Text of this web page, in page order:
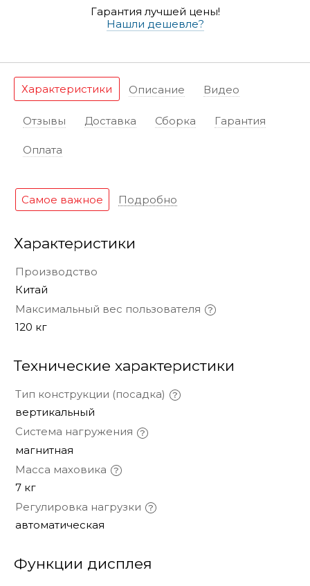
Гарантия лучшей цены!
Нашли дешевле?
Характеристики Описание Видео
Отзывы Доставка Сборка Гарантия
Оплата
Самое важное Подробно
Характеристики
Производство
Китай
Максимальный вес пользователя
120 кг
Технические характеристики
Тип конструкции (посадка)
вертикальный
Система нагружения
магнитная
Масса маховика
7 кг
Регулировка нагрузки
автоматическая
Функции дисплея